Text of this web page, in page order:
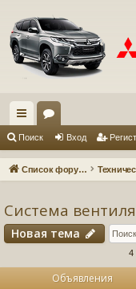
с
ы
и
ум
Поиск Вход
Список форумов
Система
Новая тема
4
Объявления